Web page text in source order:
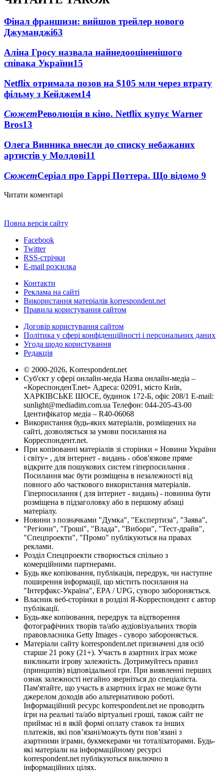
Фінал франшизи: вийшов трейлер нового
Джуманджі63
Аліна Гросу назвала найнедооціненішого
співака України15
Netflix отримала позов на $105 млн через втрату
фільму з Кейджем14
СюжетРеволюція в кіно. Netflix купує Warner
Bros13
Олега Винника внесли до списку небажаних
артистів у Молдові11
СюжетСеріал про Гаррі Поттера. Що відомо 9
Читати коментарі
Повна версія сайту
Facebook
Twitter
RSS-стрічки
E-mail розсилка
Контакти
Реклама на сайті
Використання матеріалів korrespondent.net
Правила користування сайтом
Договір користування сайтом
Політика у сфері конфіденційності і персональних даних
Угода щодо користування
Редакція
© 2000-2026, Korrespondent.net
Суб'єкт у сфері онлайн-медіа Назва онлайн-медіа –
«КореспонденТ.net» Адреса: 02091, місто Київ,
ХАРКІВСЬКЕ ШОСЕ, будинок 172-Б, офіс 208/1 E-mail:
sunlight@mediadim.com.ua Телефон: 044-205-43-00
Ідентифікатор медіа – R40-06068
Використання будь-яких матеріалів, розміщених на
сайті, дозволяється за умови посилання на
Корреспондент.net.
При копіюванні матеріалів зі сторінки « Новини України
і світу» , для інтернет - видань - обов'язкове пряме
відкрите для пошукових систем гіперпосилання .
Посилання має бути розміщена в незалежності від
повного або часткового використання матеріалів.
Гіперпосилання ( для інтернет - видань) - повинна бути
розміщена в підзаголовку або в першому абзаці
матеріалу.
Новини з позначками "Думка", "Експертиза", "Заява",
"Регіони", "Гроші", "Влада", "Вибори", "Тест-драйв",
"Спецпроекти", "Промо" публікуються на правах
реклами.
Розділ Спецпроекти створюється спільно з
комерційними партнерами.
Будь яке копіювання, публікація, передрук, чи наступне
поширення інформації, що містить посилання на
"Інтерфакс-Україна", EPA / UPG, суворо забороняється.
Власник веб-сторінки в розділі Я-Корреспондент є автор
публікації.
Будь-яке копіювання, передрук та відтворення
фотографічних творів та/або аудіовізуальних творів
правовласника Getty Images - суворо забороняється.
Матеріали сайту korrespondent.net призначені для осіб
старше 21 року (21+). Участь в азартних іграх може
викликати ігрову залежність. Дотримуйтесь правил
(принципів) відповідальної гри. При виявленні перших
ознак залежності негайно зверніться до спеціаліста.
Пам'ятайте, що участь в азартних іграх не може бути
джерелом доходів або альтернативою роботі.
Інформаційний ресурс korrespondent.net не проводить
ігри на реальні та/або віртуальні гроші, також сайт не
приймає ні в якій формі оплату ставок та інших
платежів, які пов’язані/можуть бути пов’язані з
азартними іграми, букмекерами чи тоталізаторами. Будь-
які матеріали на інформаційному ресурсі
korrespondent.net публікуються виключно в
інформаційних цілях.